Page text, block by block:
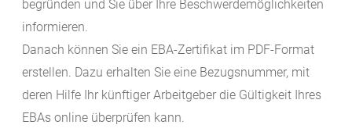
begründen und Sie über Ihre Beschwerdemöglichkeiten
informieren.
Danach können Sie ein EBA-Zertifikat im PDF-Format
erstellen. Dazu erhalten Sie eine Bezugsnummer, mit
deren Hilfe Ihr künftiger Arbeitgeber die Gültigkeit Ihres
EBAs online überprüfen kann.